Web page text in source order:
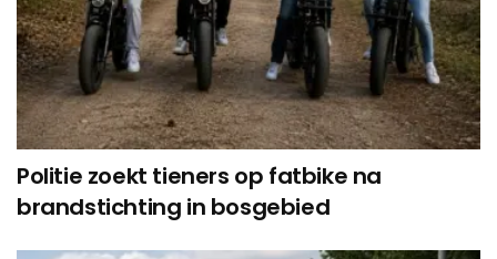
Politie zoekt tieners op fatbike na
brandstichting in bosgebied